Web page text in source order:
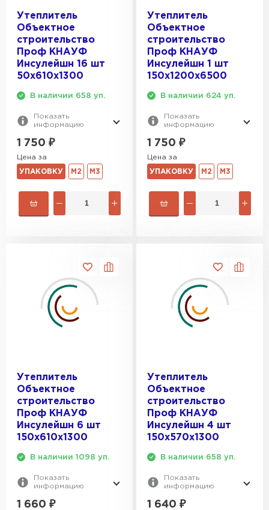
Утеплитель
Объектное
строительство
Проф КНАУФ
Инсулейшн 16 шт
50х610х1300
В наличии 658 уп.
Показать
информацию
1 750 ₽
Цена за
УПАКОВКУ М2 М3
Утеплитель
Объектное
строительство
Проф КНАУФ
Инсулейшн 1 шт
150х1200х6500
В наличии 624 уп.
Показать
информацию
1 750 ₽
Цена за
УПАКОВКУ М2 М3
Утеплитель
Объектное
строительство
Проф КНАУФ
Инсулейшн 6 шт
150х610х1300
В наличии 1098 уп.
Показать
информацию
1 660 ₽
Утеплитель
Объектное
строительство
Проф КНАУФ
Инсулейшн 4 шт
150х570х1300
В наличии 658 уп.
Показать
информацию
1 640 ₽